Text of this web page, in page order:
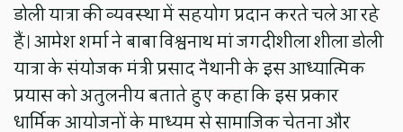
डोली यात्रा की व्यवस्था में सहयोग प्रदान करते चले आ रहे
हैं। आमेश शर्मा ने बाबा विश्वनाथ मां जगदीशीला शीला डोली
यात्रा के संयोजक मंत्री प्रसाद नैथानी के इस आध्यात्मिक
प्रयास को अतुलनीय बताते हुए कहा कि इस प्रकार
धार्मिक आयोजनों के माध्यम से सामाजिक चेतना और